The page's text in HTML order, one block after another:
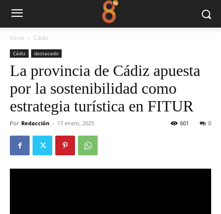
Inicio Cádiz
Cádiz destacado
La provincia de Cádiz apuesta
por la sostenibilidad como
estrategia turística en FITUR
Por Redacción - 17 enero, 2025 0
601